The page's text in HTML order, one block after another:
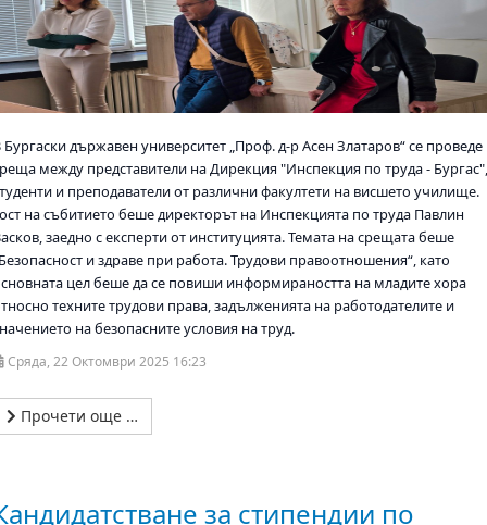
Бургаски държавен университет „Проф. д-р Асен Златаров“ се проведе
между представители на Дирекция "Инспекция по труда -
и преподаватели от различни факултети на висшето училище.
на събитието беше директорът на Инспекцията по труда Павлин
заедно с експерти от институцията. Темата на срещата беше
и здраве при работа. Трудови правоотношения“, като
цел беше да се повиши информираността на младите хора
техните трудови права, задълженията на работодателите и
на безопасните условия на труд.
Сряда, 22 Октомври 2025 16:23
Прочети още …
за стипендии по